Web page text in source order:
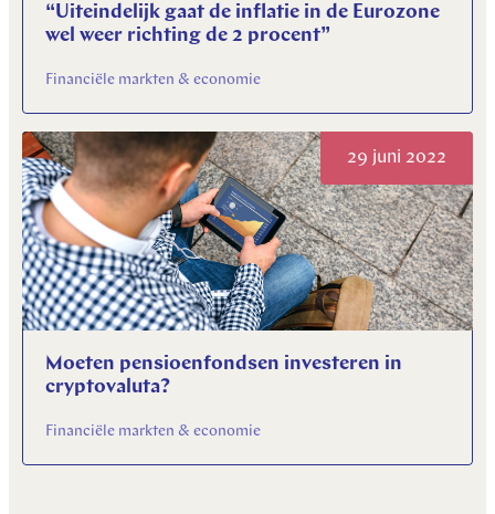
“Uiteindelijk gaat de inflatie in de Eurozone
wel weer richting de 2 procent”
Financiële markten & economie
29 juni 2022
Moeten pensioenfondsen investeren in
cryptovaluta?
Financiële markten & economie